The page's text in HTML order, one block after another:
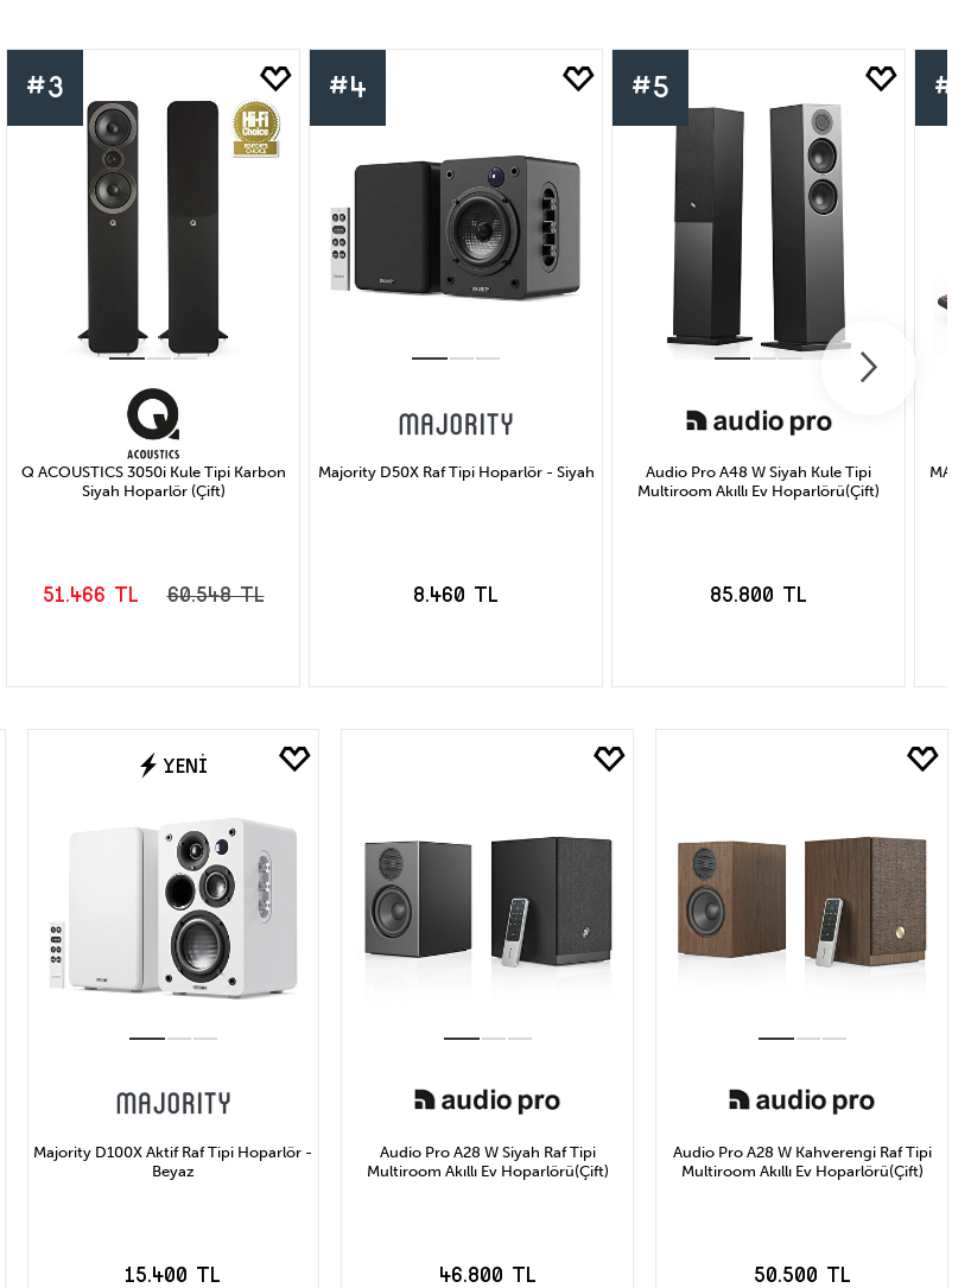
#3
Q ACOUSTICS 3050i Kule Tipi Karbon
Siyah Hoparlör (Çift)
51.466 TL 60.548 TL
SEPETE EKLE
#4
Majority D50X Raf Tipi Hoparlör - Siyah
8.460 TL
SEPETE EKLE
#5
Audio Pro A48 W Siyah Kule Tipi
Multiroom Akıllı Ev Hoparlörü(Çift)
85.800 TL
SEPETE EKLE
#6
YENİ
Majority D100X Aktif Raf Tipi Hoparlör -
Beyaz
15.400 TL
Audio Pro A28 W Siyah Raf Tipi
Multiroom Akıllı Ev Hoparlörü(Çift)
46.800 TL
Audio Pro A28 W Kahverengi Raf Tipi
Multiroom Akıllı Ev Hoparlörü(Çift)
50.500 TL